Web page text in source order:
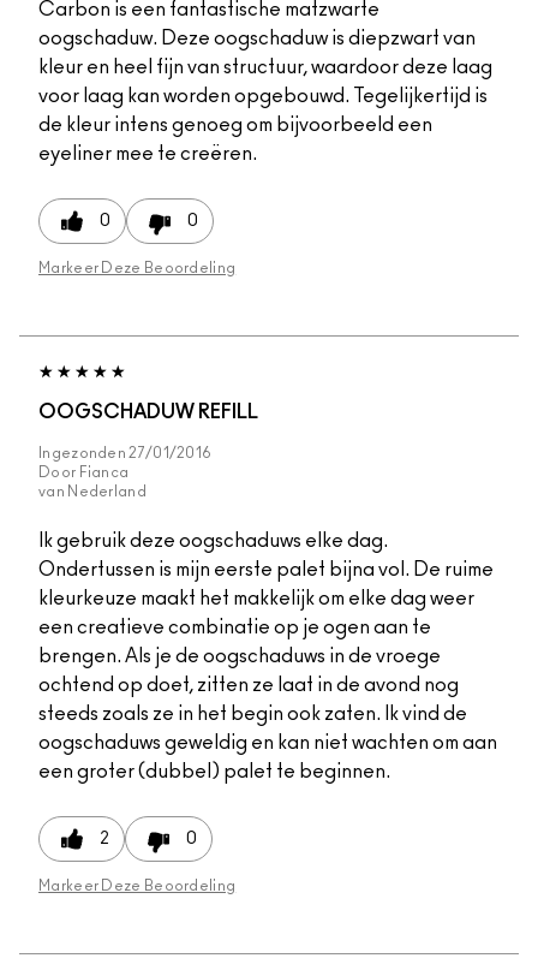
Carbon is een fantastische matzwarte
oogschaduw. Deze oogschaduw is diepzwart van
kleur en heel fijn van structuur, waardoor deze laag
voor laag kan worden opgebouwd. Tegelijkertijd is
de kleur intens genoeg om bijvoorbeeld een
eyeliner mee te creëren.
0 0
Markeer Deze Beoordeling
OOGSCHADUW REFILL
Ingezonden 27/01/2016
Door Fianca
van Nederland
Ik gebruik deze oogschaduws elke dag.
Ondertussen is mijn eerste palet bijna vol. De ruime
kleurkeuze maakt het makkelijk om elke dag weer
een creatieve combinatie op je ogen aan te
brengen. Als je de oogschaduws in de vroege
ochtend op doet, zitten ze laat in de avond nog
steeds zoals ze in het begin ook zaten. Ik vind de
oogschaduws geweldig en kan niet wachten om aan
een groter (dubbel) palet te beginnen.
2 0
Markeer Deze Beoordeling